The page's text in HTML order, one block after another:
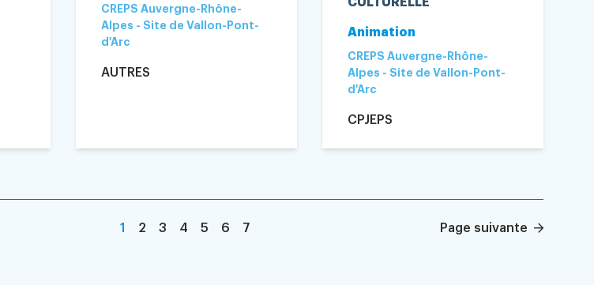
CREPS Auvergne-Rhône-
Alpes - Site de Vallon-Pont-
d'Arc
AUTRES
Animation
CREPS Auvergne-Rhône-
Alpes - Site de Vallon-Pont-
d'Arc
CPJEPS
1 2 3 4 5 6 7 Page suivante